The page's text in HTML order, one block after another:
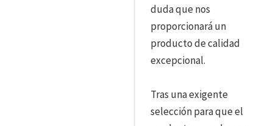
duda que nos
proporcionará un
producto de calidad
excepcional.
Tras una exigente
selección para que el